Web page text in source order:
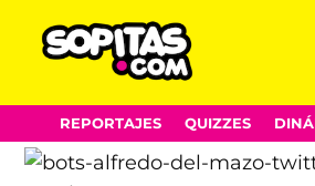
Skip
to
content
REPORTAJES QUIZZES